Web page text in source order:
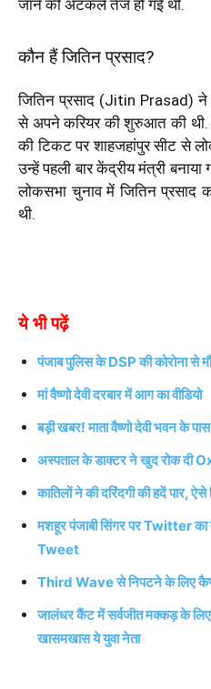
जाने की अटकलें तेज हो गई थीं.
कौन हैं जितिन प्रसाद?
जितिन प्रसाद (Jitin Prasad) ने
से अपने करियर की शुरुआत की
की टिकट पर शाहजहांपुर सीट से
उन्हें पहली बार केंद्रीय मंत्री
लोकसभा चुनाव में जितिन प्रसाद
थी.
ये भी पढ़ें
पंजाब पुलिस के DSP की कोरोना से
मां वैष्णो देवी दरबार में आग का वीडियो
बड़ी खबर! माता वैष्णो देवी भवन के
अस्पताल के डाक्टर ने खुद रोक दी
कातिलों ने की दरिंदगी की हदें पार,
मशहूर पंजाबी सिंगर पर Twitter का
Tweet
Third Wave से निपटने के लिए
जालंधर कैंट में सर्वजीत मक्कड़ के लिए
खासमखास ये युवा नेता